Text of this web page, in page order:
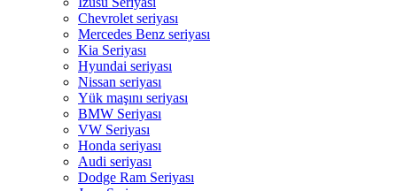
Chevrolet seriyası
Mercedes Benz seriyası
Kia Seriyası
Hyundai seriyası
Nissan seriyası
Yük maşını seriyası
BMW Seriyası
VW Seriyası
Honda seriyası
Audi seriyası
Dodge Ram Seriyası